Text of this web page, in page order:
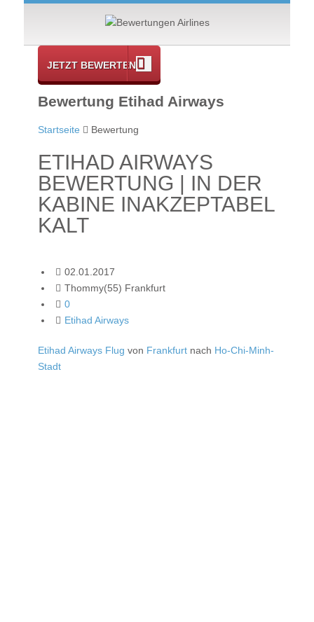
JETZT BEWERTEN
Bewertung Etihad Airways
Startseite Bewertung
ETIHAD AIRWAYS
BEWERTUNG | IN DER
KABINE INAKZEPTABEL
KALT
02.01.2017
Thommy(55) Frankfurt
0
Etihad Airways
Etihad Airways Flug von Frankfurt nach Ho-Chi-Minh-
Stadt